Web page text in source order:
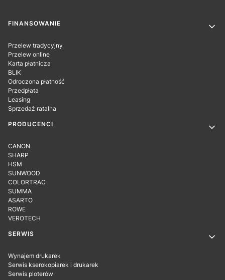
Linki w stopce
FINANSOWANIE
Przelew tradycyjny
Przelew online
Karta płatnicza
BLIK
Odroczona płatność
Przedpłata
Leasing
Sprzedaż ratalna
PRODUCENCI
CANON
SHARP
HSM
SUNWOOD
COLORTRAC
SUMMA
ASARTO
ROWE
VEROTECH
SERWIS
Wynajem drukarek
Serwis kserokopiarek i drukarek
Serwis ploterów